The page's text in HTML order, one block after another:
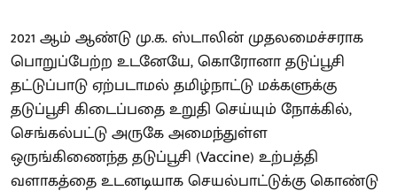
2021 ஆம் ஆண்டு மு.க. ஸ்டாலின் முதலமைச்சராக
பொறுப்பேற்ற உடனேயே, கொரோனா தடுப்பூசி
தட்டுப்பாடு ஏற்படாமல் தமிழ்நாட்டு மக்களுக்கு
தடுப்பூசி கிடைப்பதை உறுதி செய்யும் நோக்கில்,
செங்கல்பட்டு அருகே அமைந்துள்ள
ஒருங்கிணைந்த தடுப்பூசி (Vaccine) உற்பத்தி
வளாகத்தை உடனடியாக செயல்பாட்டுக்கு கொண்டு